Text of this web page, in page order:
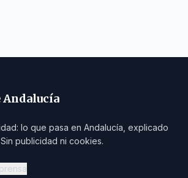
Andalucía
lo que pasa en Andalucía, explicado
publicidad ni cookies.